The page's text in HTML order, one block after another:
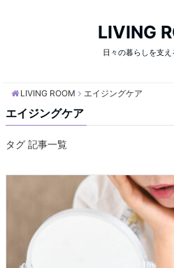
LIVING
日々の暮らしを支え
LIVING ROOM エイジングケア
エイジングケア
タグ 記事一覧